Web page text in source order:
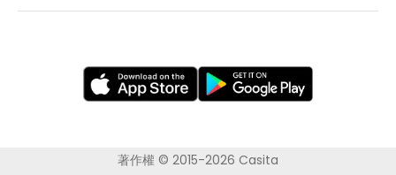
考文垂
莱斯特
纽卡斯尔
著作權 © 2015-2026 Casita